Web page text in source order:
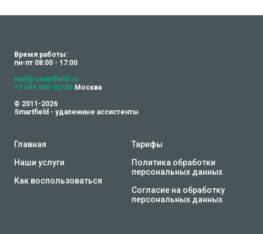
Время работы:
пн-пт 08:00 - 17:00
mail@smartfield.ru
+7 499 686-02-08 Москва
© 2011-2026
Smartfield - удаленные ассистенты
Главная
Наши услуги
Как воспользоваться
Тарифы
Политика обработки
персональных данных
Согласие на обработку
персональных данных